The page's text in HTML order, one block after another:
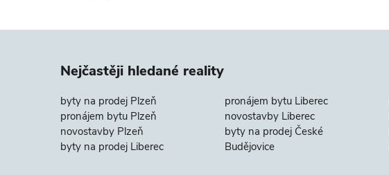
Nejčastěji hledané reality
byty na prodej Plzeň
pronájem bytu Plzeň
novostavby Plzeň
byty na prodej Liberec
pronájem bytu Liberec
novostavby Liberec
byty na prodej České
Budějovice